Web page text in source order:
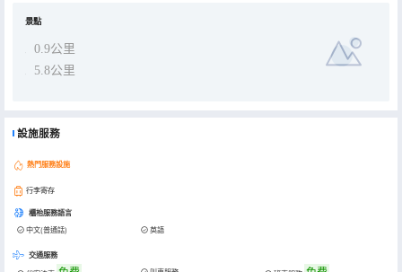
景點
0.9公里
5.8公里
設施服務
熱門服務設施
行李寄存
櫃枱服務語言
中文(普通話) 英語
交通服務